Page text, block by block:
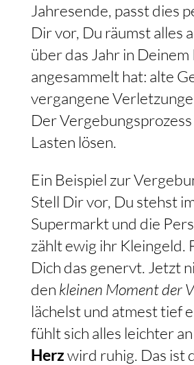
Jahresende, passt dies
Dir vor, Du räumst alles
über das Jahr in
angesammelt hat: alte
vergangene
Der
Lasten lösen.
Ein Beispiel zur
Stell Dir vor, Du stehst
Supermarkt und die
zählt ewig ihr Kleingeld.
Dich das genervt. Jetzt
den kleinen Moment der
lächelst und atmest tief
Herzwird ruhig. Das ist